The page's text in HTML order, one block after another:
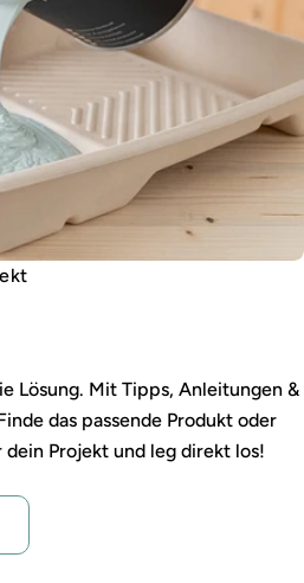
Lösung. Mit Tipps, Anleitungen &
das passende Produkt oder
Projekt und leg direkt los!